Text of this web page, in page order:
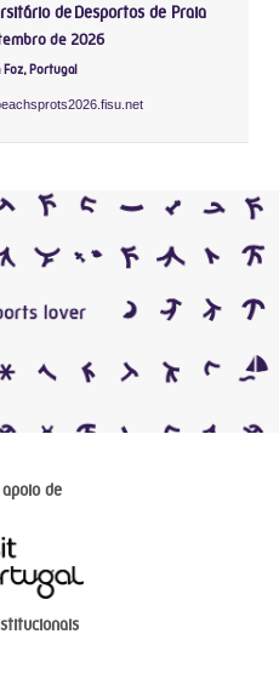
de Desportos de Praia
de 2026
Portugal
de